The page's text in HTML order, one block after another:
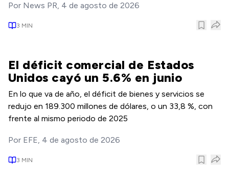
Por News PR, 4 de agosto de 2026
3 MIN
El déficit comercial de Estados
Unidos cayó un 5.6% en junio
En lo que va de año, el déficit de bienes y servicios se
redujo en 189.300 millones de dólares, o un 33,8 %, con
frente al mismo periodo de 2025
Por EFE, 4 de agosto de 2026
3 MIN